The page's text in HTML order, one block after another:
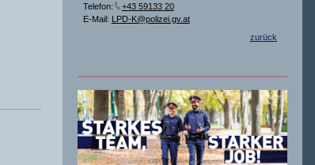
Telefon:
+43 59133 20
E-Mail:
LPD-K@polizei.gv.at
zurück